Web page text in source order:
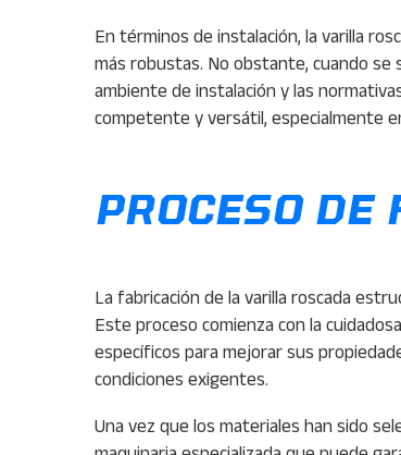
En términos de instalación, la varilla
más robustas. No obstante, cuando se
ambiente de instalación y las
competente y versátil, especialmente
PROCESO
La fabricación de la varilla roscada
Este proceso comienza con la
específicos para mejorar sus
condiciones exigentes.
Una vez que los materiales han sido